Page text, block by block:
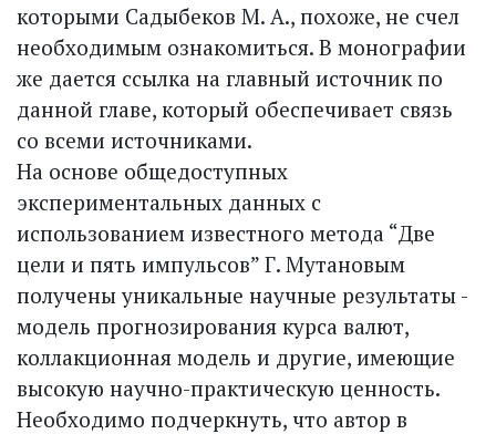
которыми Садыбеков М. А., похоже, не счел
необходимым ознакомиться. В монографии
же дается ссылка на главный источник по
данной главе, который обеспечивает связь
со всеми источниками.
На основе общедоступных
экспериментальных данных с
использованием известного метода “Две
цели и пять импульсов” Г. Мутановым
получены уникальные научные результаты -
модель прогнозирования курса валют,
коллакционная модель и другие, имеющие
высокую научно-прак­тическую ценность.
Необходимо подчеркнуть, что автор в